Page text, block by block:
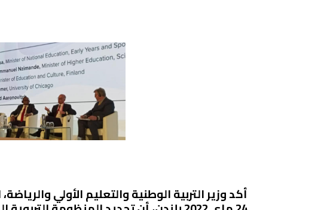
أكد وزير التربية الوطنية والتعليم الأولي